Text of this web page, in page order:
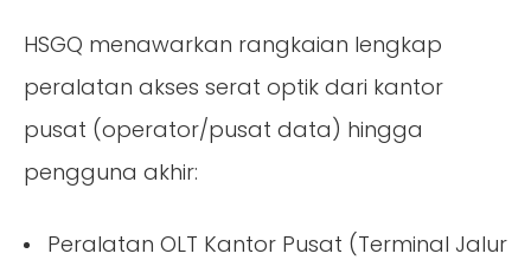
HSGQ menawarkan rangkaian lengkap
peralatan akses serat optik dari kantor
pusat (operator/pusat data) hingga
pengguna akhir:
Peralatan OLT Kantor Pusat (Terminal Jalur